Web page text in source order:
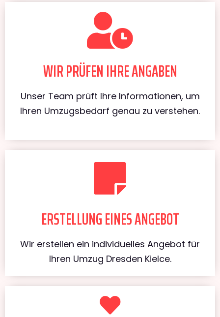
WIR PRÜFEN IHRE ANGABEN
Unser Team prüft Ihre Informationen, um
Ihren Umzugsbedarf genau zu verstehen.
ERSTELLUNG EINES ANGEBOT
Wir erstellen ein individuelles Angebot für
Ihren Umzug Dresden Kielce.